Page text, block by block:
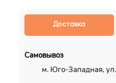
Доставка
Самовывоз
м. Юго-Западная,